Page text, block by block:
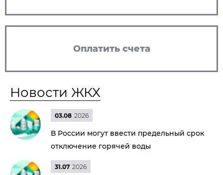
Оплатить счета
Новости ЖКХ
03.08 2026
В России могут ввести предельный срок
отключение горячей воды
31.07 2026